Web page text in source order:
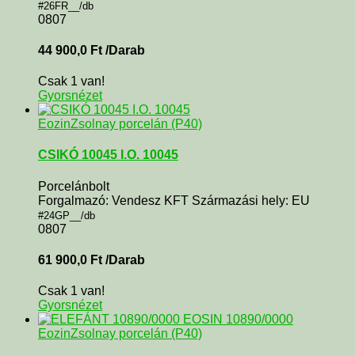
#26FR__/db
0807
44 900,0 Ft /Darab
Csak 1 van!
Gyorsnézet
EozinZsolnay porcelán (P40)
CSIKÓ 10045 I.O. 10045
Porcelánbolt
Forgalmazó: Vendesz KFT Származási hely: EU
#24GP__/db
0807
61 900,0 Ft /Darab
Csak 1 van!
Gyorsnézet
EozinZsolnay porcelán (P40)